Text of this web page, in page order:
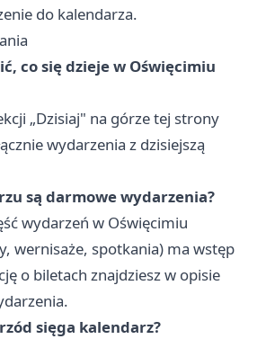
do kalendarza.
co się dzieje w Oświęcimiu
„Dzisiaj" na górze tej strony
wydarzenia z dzisiejszą
są darmowe wydarzenia?
wydarzeń w Oświęcimiu
wernisaże, spotkania) ma wstęp
o biletach znajdziesz w opisie
sięga kalendarz?